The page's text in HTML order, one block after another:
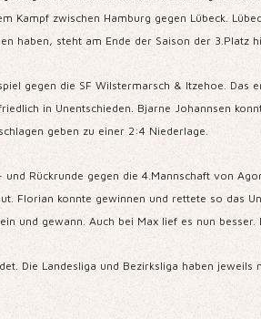
Kampf zwischen Hamburg gegen Lübeck.
haben, steht am Ende der Saison der 3.Platz
gegen die SF Wilstermarsch & Itzehoe. Das
in Unentschieden. Bjarne Johannsen
geben zu einer 2:4 Niederlage.
Rückrunde gegen die 4.Mannschaft von
Florian konnte gewinnen und rettete so das
und gewann. Auch bei Max lief es nun besser.
Die Landesliga und Bezirksliga haben jeweils